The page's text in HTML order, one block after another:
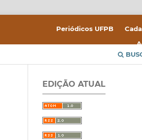
Periódicos UFPB
EDIÇÃO ATUAL